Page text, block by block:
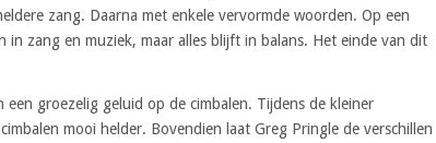
zang. Daarna met enkele vervormde woorden. Op een
in zang en muziek, maar alles blijft in balans. Het einde van dit
een groezelig geluid op de cimbalen. Tijdens de kleiner
mooi helder. Bovendien laat Greg Pringle de verschillen